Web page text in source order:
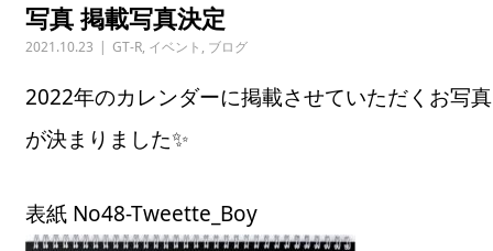
写真 掲載写真決定
2021.10.23 GT-R, イベント , ブログ
2022年のカレンダーに掲載させていただくお写真
が決まりました✨
表紙 No48-Tweette_Boy